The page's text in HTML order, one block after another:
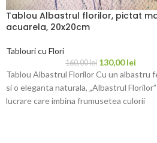
Tablou Albastrul florilor, pictat
acuarela, 20x20cm
Tablouri cu Flori
160,00lei 130,00lei
Tablou Albastrul Florilor Cu un albastru
si o eleganta naturala, „Albastrul
lucrare care imbina frumusetea culorii